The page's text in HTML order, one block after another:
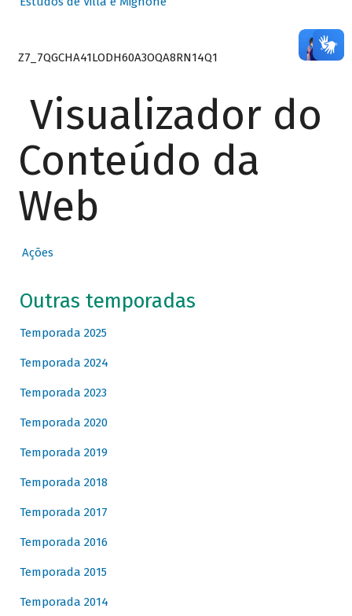
Z7_7QGCHA41LODH60A3OQA8RN14Q1
Visualizador do
Conteúdo da
Web
Ações
Outras temporadas
Temporada 2025
Temporada 2024
Temporada 2023
Temporada 2020
Temporada 2019
Temporada 2018
Temporada 2017
Temporada 2016
Temporada 2015
Temporada 2014